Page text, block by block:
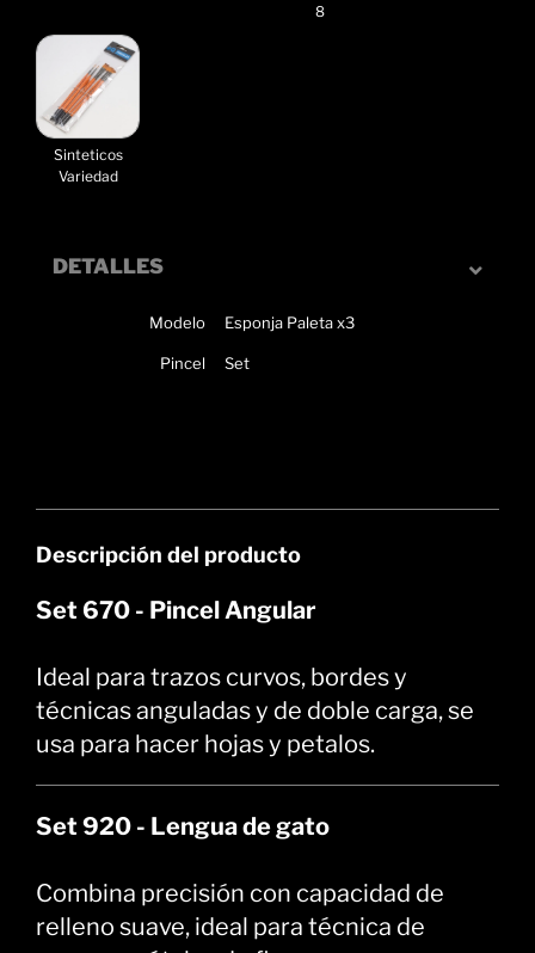
8
Sinteticos
Variedad
DETALLES
Modelo Esponja Paleta x3
Pincel Set
Descripción del producto
Set 670 - Pincel Angular
Ideal para trazos curvos, bordes y
técnicas anguladas y de doble carga, se
usa para hacer hojas y petalos.
Set 920 - Lengua de gato
Combina precisión con capacidad de
relleno suave, ideal para técnica de